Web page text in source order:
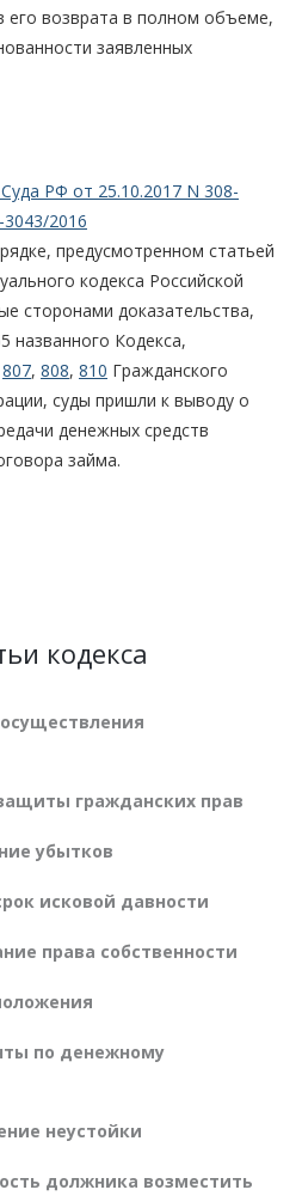
его возврата в полном объеме,
заявленных
РФ от 25.10.2017 N 308-
2016
предусмотренном статьей
кодекса Российской
сторонами доказательства,
названного Кодекса,
807, 808, 810 Гражданского
суды пришли к выводу о
денежных средств
займа.
кодекса
гражданских прав
убытков
исковой давности
права собственности
по денежному
неустойки
должника возместить